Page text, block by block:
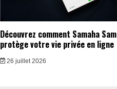
Découvrez comment Samaha Sam
protège votre vie privée en ligne
26 juillet 2026